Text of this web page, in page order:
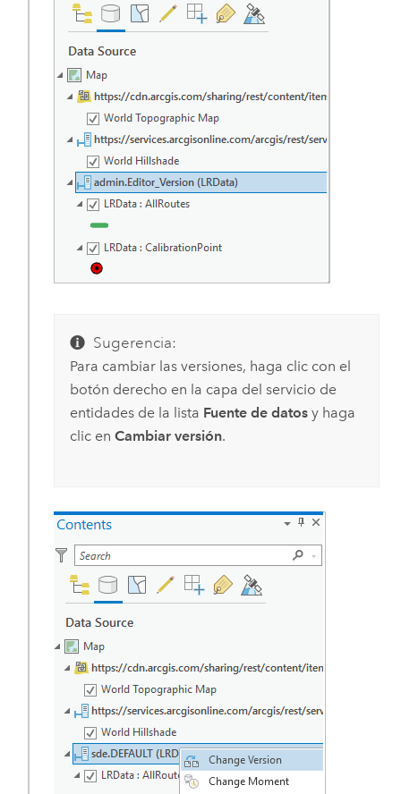
Sugerencia:
Para cambiar las versiones, haga clic con el
botón derecho en la capa del servicio de
entidades de la lista Fuente de datosy haga
clic en Cambiar versión.